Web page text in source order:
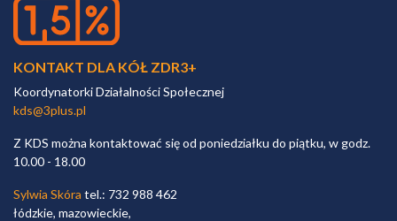
KONTAKT DLA KÓŁ ZDR3+
Koordynatorki Działalności Społecznej
kds@3plus.pl
Z KDS można kontaktować się od poniedziałku do piątku, w godz.
10.00 - 18.00
Sylwia Skóra tel.: 732 988 462
łódzkie, mazowieckie,